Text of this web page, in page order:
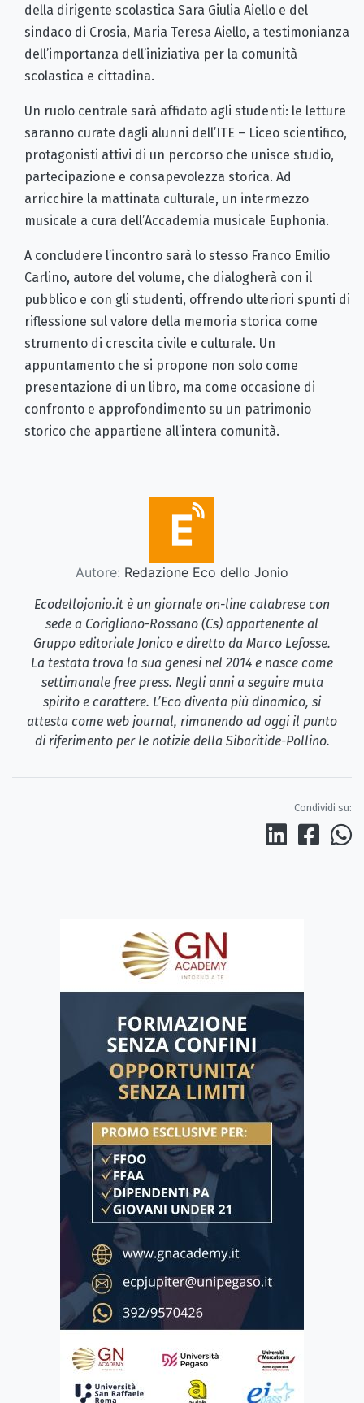
della dirigente scolastica Sara Giulia Aiello e del
sindaco di Crosia, Maria Teresa Aiello, a testimonianza
dell’importanza dell’iniziativa per la comunità
scolastica e cittadina.
Un ruolo centrale sarà affidato agli studenti: le letture
saranno curate dagli alunni dell’ITE – Liceo scientifico,
protagonisti attivi di un percorso che unisce studio,
partecipazione e consapevolezza storica. Ad
arricchire la mattinata culturale, un intermezzo
musicale a cura dell’Accademia musicale Euphonia.
A concludere l’incontro sarà lo stesso Franco Emilio
Carlino, autore del volume, che dialogherà con il
pubblico e con gli studenti, offrendo ulteriori spunti di
riflessione sul valore della memoria storica come
strumento di crescita civile e culturale. Un
appuntamento che si propone non solo come
presentazione di un libro, ma come occasione di
confronto e approfondimento su un patrimonio
storico che appartiene all’intera comunità.
Autore: Redazione Eco dello Jonio
Ecodellojonio.it è un giornale on-line calabrese con
sede a Corigliano-Rossano (Cs) appartenente al
Gruppo editoriale Jonico e diretto da Marco Lefosse.
La testata trova la sua genesi nel 2014 e nasce come
settimanale free press. Negli anni a seguire muta
spirito e carattere. L’Eco diventa più dinamico, si
attesta come web journal, rimanendo ad oggi il punto
di riferimento per le notizie della Sibaritide-Pollino.
Condividi su: